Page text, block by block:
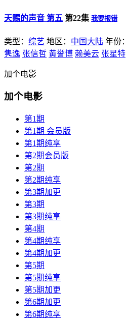
天赐的声音 第五 第22集 我要报错
类型： 综艺 地区： 中国大陆 年份：
隽逸 张信哲 黄誉博 赖美云 张星特
加个电影
加个电影
第1期
第1期 会员版
第1期纯享
第2期会员版
第2期
第2期纯享
第3期加更
第3期
第3期纯享
第4期
第4期纯享
第4期加更
第5期
第5期纯享
第5期加更
第6期加更
第6期纯享